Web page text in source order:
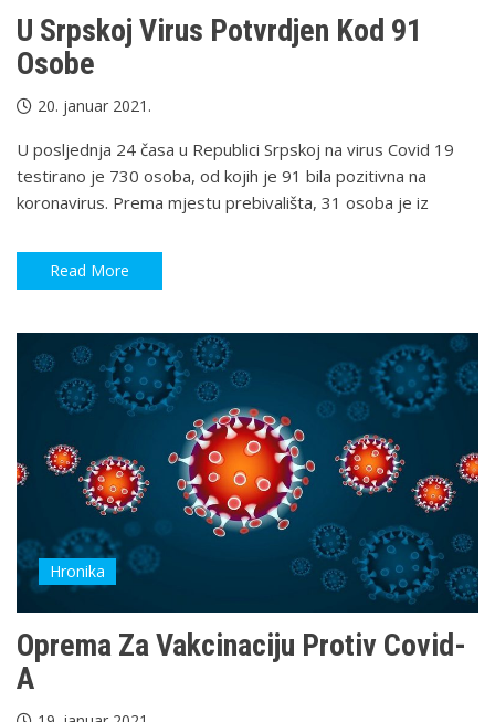
U Srpskoj Virus Potvrdjen Kod 91
Osobe
20. januar 2021.
U posljednja 24 časa u Republici Srpskoj na virus Covid 19
testirano je 730 osoba, od kojih je 91 bila pozitivna na
koronavirus. Prema mjestu prebivališta, 31 osoba je iz
Read More
Hronika
Oprema Za Vakcinaciju Protiv Covid-
A